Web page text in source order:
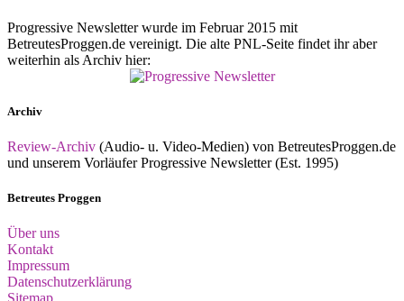
Progressive Newsletter wurde im Februar 2015 mit
BetreutesProggen.de vereinigt. Die alte PNL-Seite findet ihr aber
weiterhin als Archiv hier:
Archiv
Review-Archiv (Audio- u. Video-Medien) von BetreutesProggen.de
und unserem Vorläufer Progressive Newsletter (Est. 1995)
Betreutes Proggen
Über uns
Kontakt
Impressum
Datenschutzerklärung